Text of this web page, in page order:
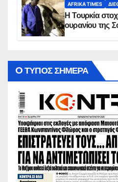
AFRIKA TIMES
Η Τουρκία
ουρανίου της
O ΤΥΠΟΣ ΣΗΜΕΡΑ